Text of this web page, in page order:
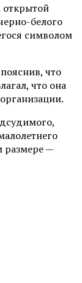
открытой
белого
символом
что
что она
размере —